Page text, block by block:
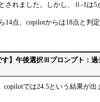
されました。しかし、Ⅱ-1は
14点、copilotからは18点と判
す】午後選択Ⅲプロンプト：
copilotでは24.5という結果が出